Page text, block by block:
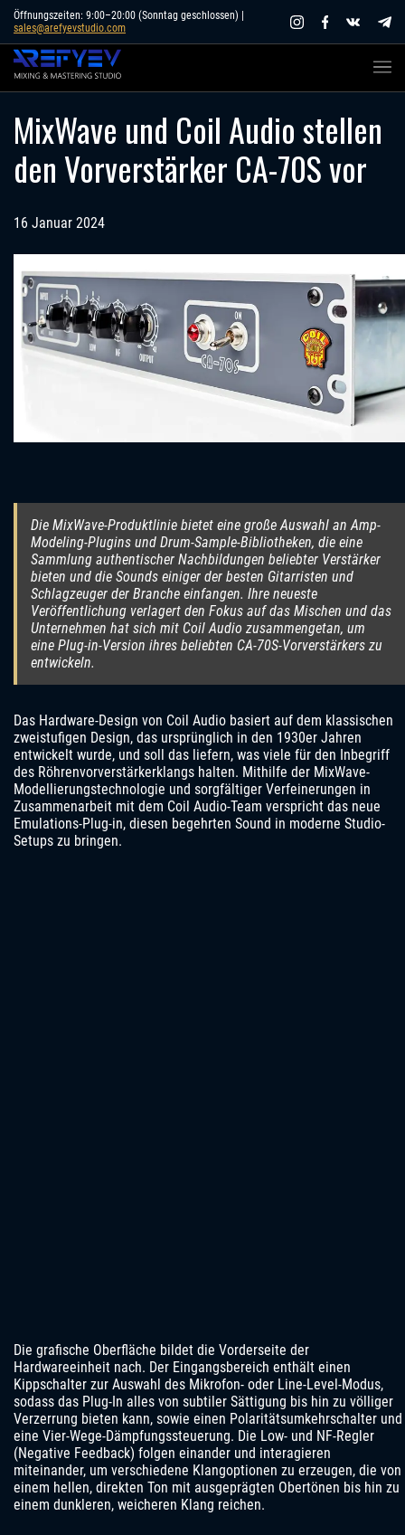
Skip
content
Öffnungszeiten: 9:00–20:00 (Sonntag geschlossen) |
sales@arefyevstudio.com
MixWave und Coil Audio stellen
den Vorverstärker CA-70S vor
16 Januar 2024
Die MixWave-Produktlinie bietet eine große Auswahl an Amp-
Modeling-Plugins und Drum-Sample-Bibliotheken, die eine
Sammlung authentischer Nachbildungen beliebter Verstärker
bieten und die Sounds einiger der besten Gitarristen und
Schlagzeuger der Branche einfangen. Ihre neueste
Veröffentlichung verlagert den Fokus auf das Mischen und das
Unternehmen hat sich mit Coil Audio zusammengetan, um
eine Plug-in-Version ihres beliebten CA-70S-Vorverstärkers zu
entwickeln.
Das Hardware-Design von Coil Audio basiert auf dem klassischen
zweistufigen Design, das ursprünglich in den 1930er Jahren
entwickelt wurde, und soll das liefern, was viele für den Inbegriff
des Röhrenvorverstärkerklangs halten. Mithilfe der MixWave-
Modellierungstechnologie und sorgfältiger Verfeinerungen in
Zusammenarbeit mit dem Coil Audio-Team verspricht das neue
Emulations-Plug-in, diesen begehrten Sound in moderne Studio-
Setups zu bringen.
Die grafische Oberfläche bildet die Vorderseite der
Hardwareeinheit nach. Der Eingangsbereich enthält einen
Kippschalter zur Auswahl des Mikrofon- oder Line-Level-Modus,
sodass das Plug-In alles von subtiler Sättigung bis hin zu völliger
Verzerrung bieten kann, sowie einen Polaritätsumkehrschalter und
eine Vier-Wege-Dämpfungssteuerung. Die Low- und NF-Regler
(Negative Feedback) folgen einander und interagieren
miteinander, um verschiedene Klangoptionen zu erzeugen, die von
einem hellen, direkten Ton mit ausgeprägten Obertönen bis hin zu
einem dunkleren, weicheren Klang reichen.